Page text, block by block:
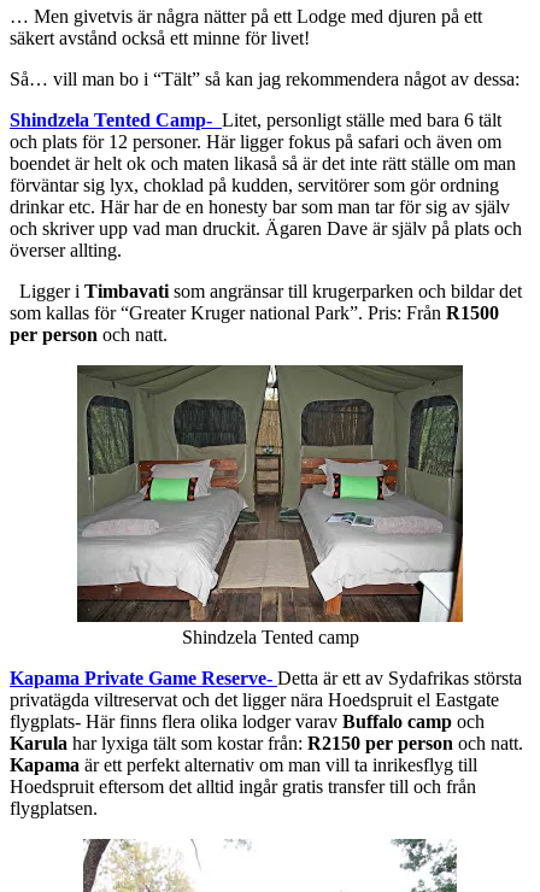
… Men givetvis är några nätter på ett Lodge med djuren på ett
säkert avstånd också ett minne för livet!
Så… vill man bo i “Tält” så kan jag rekommendera något av dessa:
Shindzela Tented Camp- Litet, personligt ställe med bara 6 tält
och plats för 12 personer. Här ligger fokus på safari och även om
boendet är helt ok och maten likaså så är det inte rätt ställe om man
förväntar sig lyx, choklad på kudden, servitörer som gör ordning
drinkar etc. Här har de en honesty bar som man tar för sig av själv
och skriver upp vad man druckit. Ägaren Dave är själv på plats och
överser allting.
Ligger i Timbavati som angränsar till krugerparken och bildar det
som kallas för “Greater Kruger national Park”. Pris: Från R1500
per person och natt.
Shindzela Tented camp
Kapama Private Game Reserve- Detta är ett av Sydafrikas största
privatägda viltreservat och det ligger nära Hoedspruit el Eastgate
flygplats- Här finns flera olika lodger varav Buffalo camp och
Karula har lyxiga tält som kostar från: R2150 per person och natt.
Kapama är ett perfekt alternativ om man vill ta inrikesflyg till
Hoedspruit eftersom det alltid ingår gratis transfer till och från
flygplatsen.